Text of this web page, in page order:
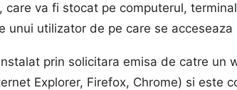
care va fi stocat pe computerul,
unui utilizator de pe care se acceseaza
prin solicitara emisa de catre un
Explorer, Firefox, Chrome) si este